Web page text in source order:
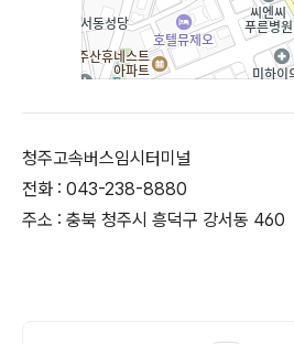
청주고속버스임시터미널
전화 : 043-238-8880
주소 : 충북 청주시 흥덕구 강서동 460